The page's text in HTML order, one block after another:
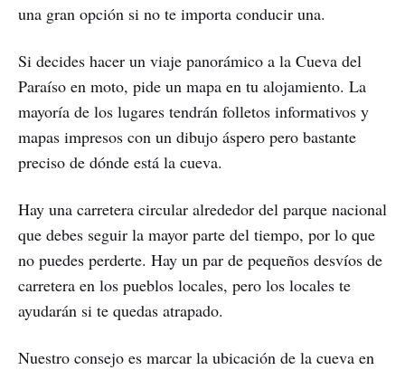
una gran opción si no te importa conducir una.
Si decides hacer un viaje panorámico a la Cueva del
Paraíso en moto, pide un mapa en tu alojamiento. La
mayoría de los lugares tendrán folletos informativos y
mapas impresos con un dibujo áspero pero bastante
preciso de dónde está la cueva.
Hay una carretera circular alrededor del parque nacional
que debes seguir la mayor parte del tiempo, por lo que
no puedes perderte. Hay un par de pequeños desvíos de
carretera en los pueblos locales, pero los locales te
ayudarán si te quedas atrapado.
Nuestro consejo es marcar la ubicación de la cueva en